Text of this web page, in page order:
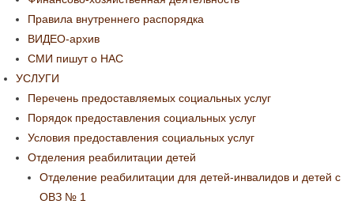
Правила внутреннего распорядка
ВИДЕО-архив
СМИ пишут о НАС
УСЛУГИ
Перечень предоставляемых социальных услуг
Порядок предоставления социальных услуг
Условия предоставления социальных услуг
Отделения реабилитации детей
Отделение реабилитации для детей-инвалидов и детей с
ОВЗ № 1